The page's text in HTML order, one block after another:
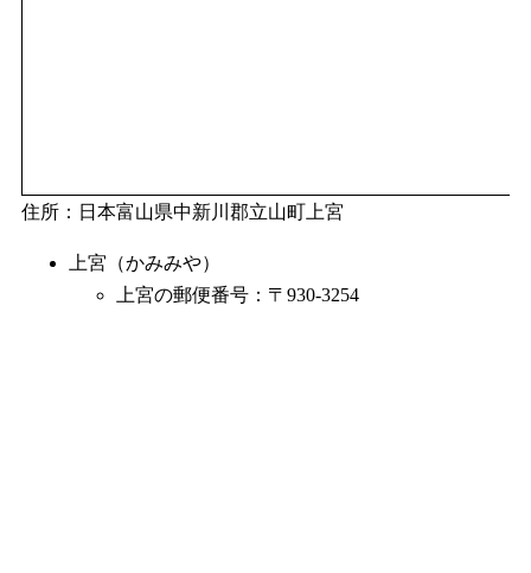
住所：日本富山県中新川郡立山町上宮
上宮（かみみや）
上宮の郵便番号：〒930-3254